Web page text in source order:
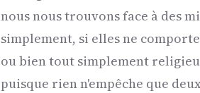
nous nous trouvons face à des
simplement, si elles ne
ou bien tout simplement
puisque rien n'empêche que